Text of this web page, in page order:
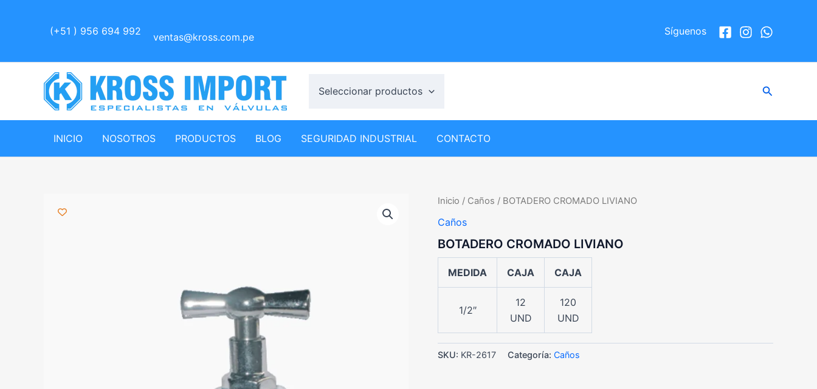
(+51 ) 956 694 992 ventas@kross.com.pe Síguenos
Seleccionar productos Buscar
INICIO NOSOTROS PRODUCTOS BLOG SEGURIDAD INDUSTRIAL CONTACTO
Inicio / Caños / BOTADERO CROMADO LIVIANO
Caños
BOTADERO CROMADO LIVIANO
MEDIDA CAJA CAJA
1/2″
12
UND
120
UND
SKU: KR-2617 Categoría: Caños